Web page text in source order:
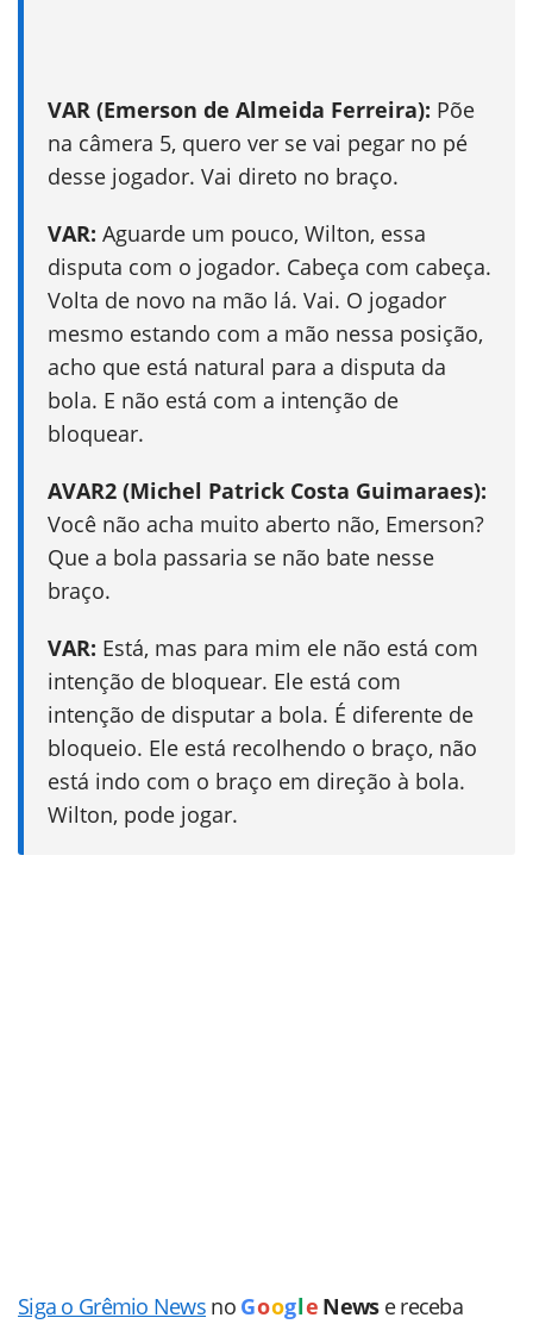
VAR (Emerson de Almeida Ferreira): Põe
na câmera 5, quero ver se vai pegar no pé
desse jogador. Vai direto no braço.
VAR: Aguarde um pouco, Wilton, essa
disputa com o jogador. Cabeça com cabeça.
Volta de novo na mão lá. Vai. O jogador
mesmo estando com a mão nessa posição,
acho que está natural para a disputa da
bola. E não está com a intenção de
bloquear.
AVAR2 (Michel Patrick Costa Guimaraes):
Você não acha muito aberto não, Emerson?
Que a bola passaria se não bate nesse
braço.
VAR: Está, mas para mim ele não está com
intenção de bloquear. Ele está com
intenção de disputar a bola. É diferente de
bloqueio. Ele está recolhendo o braço, não
está indo com o braço em direção à bola.
Wilton, pode jogar.
Siga o Grêmio News no Goog le News e receba